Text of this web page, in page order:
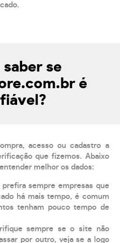
saber se
é
acesso ou cadastro a
que fizemos. Abaixo
melhor os dados:
prefira sempre empresas que
há mais tempo, é comum
tenham pouco tempo de
sempre se o site não
por outro, veja se a logo